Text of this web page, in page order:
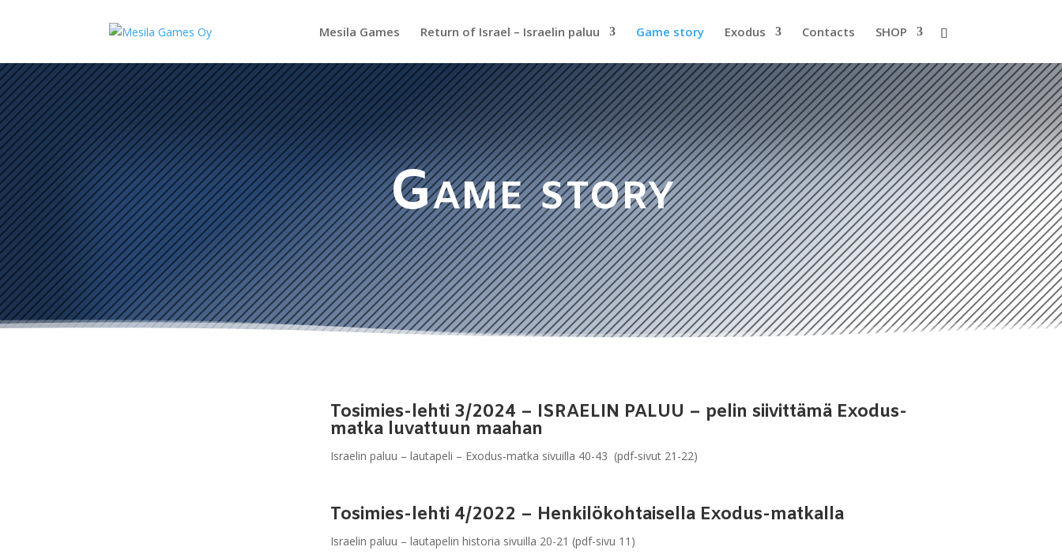
Mesila Games Return of Israel – Israelin paluu Game story Exodus Contacts SHOP
Game story
Tosimies-lehti 3/2024 – ISRAELIN PALUU – pelin siivittämä Exodus-
matka luvattuun maahan
Israelin paluu – lautapeli – Exodus-matka sivuilla 40-43 (pdf-sivut 21-22)
Tosimies-lehti 4/2022 – Henkilökohtaisella Exodus-matkalla
Israelin paluu – lautapelin historia sivuilla 20-21 (pdf-sivu 11)